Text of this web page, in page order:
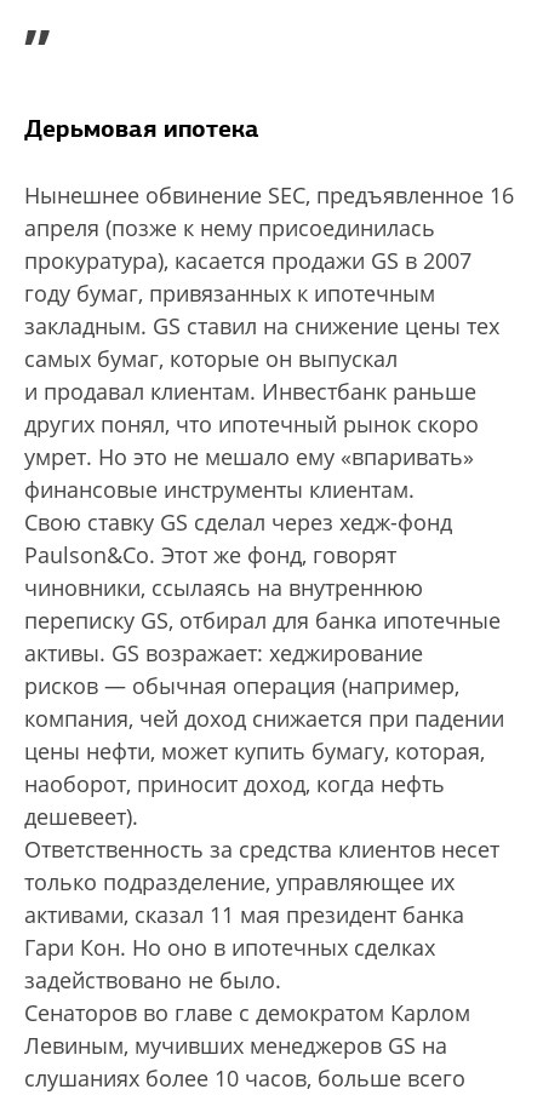
”
Дерьмовая ипотека
Нынешнее обвинение SEC, предъявленное 16
апреля (позже к нему присоединилась
прокуратура), касается продажи GS в 2007
году бумаг, привязанных к ипотечным
закладным. GS ставил на снижение цены тех
самых бумаг, которые он выпускал
и продавал клиентам. Инвестбанк раньше
других понял, что ипотечный рынок скоро
умрет. Но это не мешало ему «впаривать»
финансовые инструменты клиентам.
Свою ставку GS сделал через хедж-фонд
Paulson&Co. Этот же фонд, говорят
чиновники, ссылаясь на внутреннюю
переписку GS, отбирал для банка ипотечные
активы. GS возражает: хеджирование
рисков — обычная операция (например,
компания, чей доход снижается при падении
цены нефти, может купить бумагу, которая,
наоборот, приносит доход, когда нефть
дешевеет).
Ответственность за средства клиентов несет
только подразделение, управляющее их
активами, сказал 11 мая президент банка
Гари Кон. Но оно в ипотечных сделках
задействовано не было.
Сенаторов во главе с демократом Карлом
Левиным, мучивших менеджеров GS на
слушаниях более 10 часов, больше всего